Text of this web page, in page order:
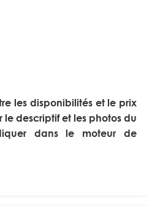
les disponibilités et le prix
le descriptif et les photos du
dans le moteur de